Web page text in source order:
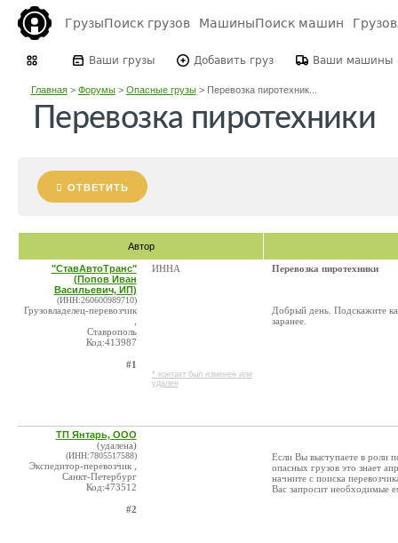
ГрузыПоиск грузов МашиныПоиск машин
Ваши грузы Добавить груз Ваши машины
Главная> Форумы> Опасные грузы> Перевозка пиротехник...
Перевозка пиротехники
ОТВЕТИТЬ
Автор
"СтавАвтоТранс"
(Попов Иван
Васильевич, ИП)
(ИНН:260600989710)
Грузовладелец-перевозчик
Ставрополь
Код:413987
#1
ИННА
* контакт был изменен или
удален
Перевозка пиротехники
Добрый день. Подскажите
заранее.
ТП Янтарь, ООО
(удалена)
(ИНН:7805517588)
Экспедитор-перевозчик ,
Санкт-Петербург
Код:473512
#2
Если Вы выступаете в роли
опасных грузов это знает
начните с поиска
Вас запросит необходимые